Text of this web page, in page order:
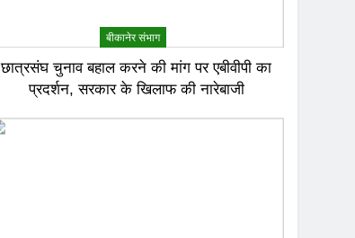
बीकानेर संभाग
छात्रसंघ चुनाव बहाल करने की मांग पर एबीवीपी का
प्रदर्शन, सरकार के खिलाफ की नारेबाजी